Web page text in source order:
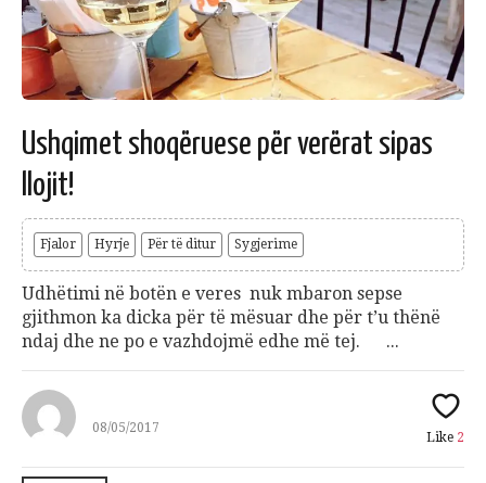
Ushqimet shoqëruese për verërat sipas
llojit!
Fjalor Hyrje Për të ditur Sygjerime
Udhëtimi në botën e veres nuk mbaron sepse
gjithmon ka dicka për të mësuar dhe për t’u thënë
ndaj dhe ne po e vazhdojmë edhe më tej. ...
08/05/2017
Like 2